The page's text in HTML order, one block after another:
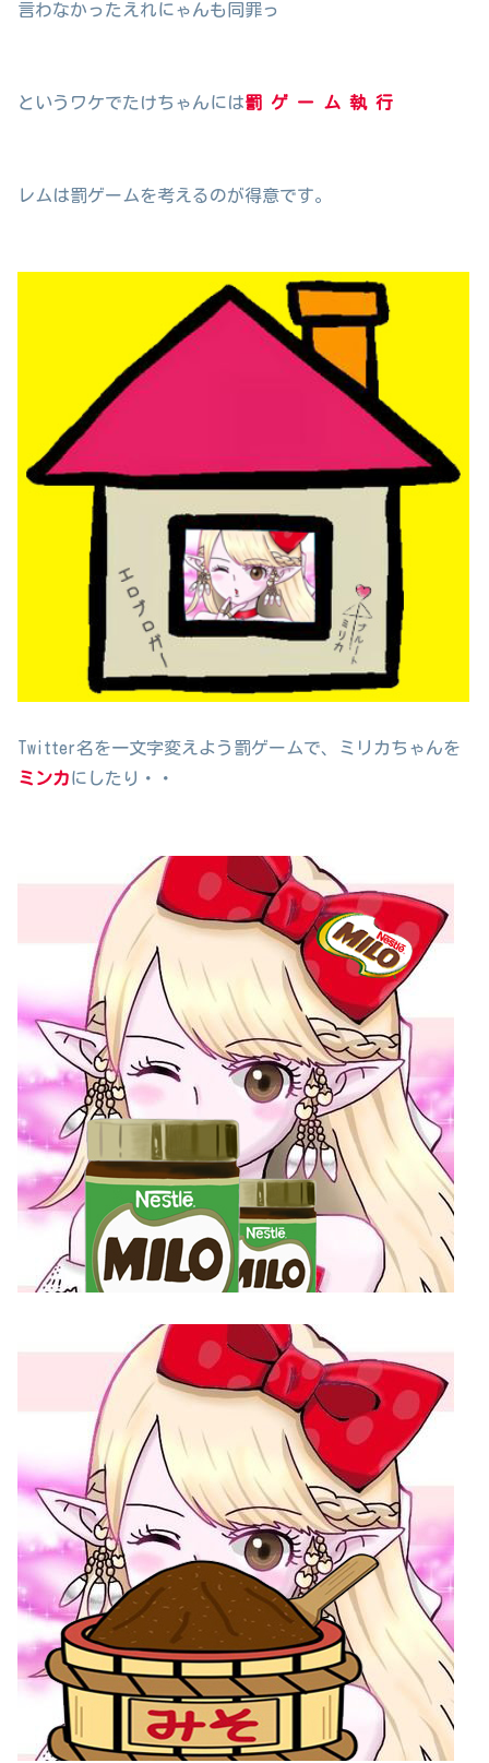
言わなかったえれにゃんも同罪っ
というワケでたけちゃんには罰 ゲ ー ム 執 行
レムは罰ゲームを考えるのが得意です。
Twitter名を一文字変えよう罰ゲームで、ミリカちゃんを
ミンカにしたり・・